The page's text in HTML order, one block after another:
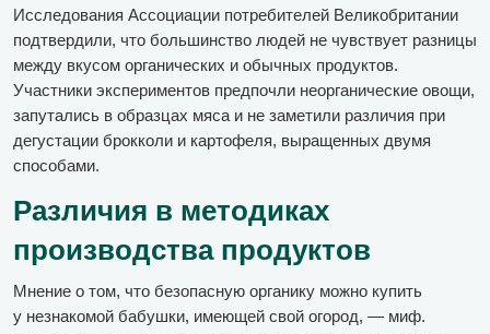
Исследования Ассоциации потребителей Великобритании
подтвердили, что большинство людей не чувствует разницы
между вкусом органических и обычных продуктов.
Участники экспериментов предпочли неорганические овощи,
запутались в образцах мяса и не заметили различия при
дегустации брокколи и картофеля, выращенных двумя
способами.
Различия в методиках
производства продуктов
Мнение о том, что безопасную органику можно купить
у незнакомой бабушки, имеющей свой огород, — миф.